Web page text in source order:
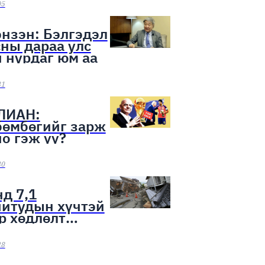
Бэлгэдэл
дараа улс
нурдаг юм аа
зарж
гэж үү?
7,1
хүчтэй
хөдлөлт